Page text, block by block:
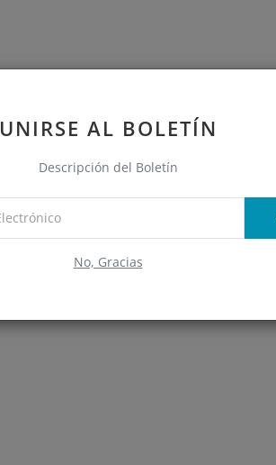
UNIRSE AL BOLETÍN
Descripción del Boletín
No, Gracias